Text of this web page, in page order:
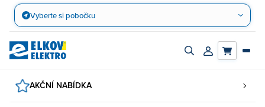
Přejít
obsah
Vyberte si pobočku
Zapnout/vypnout
Přihlásit/
AKČNÍ NABÍDKA